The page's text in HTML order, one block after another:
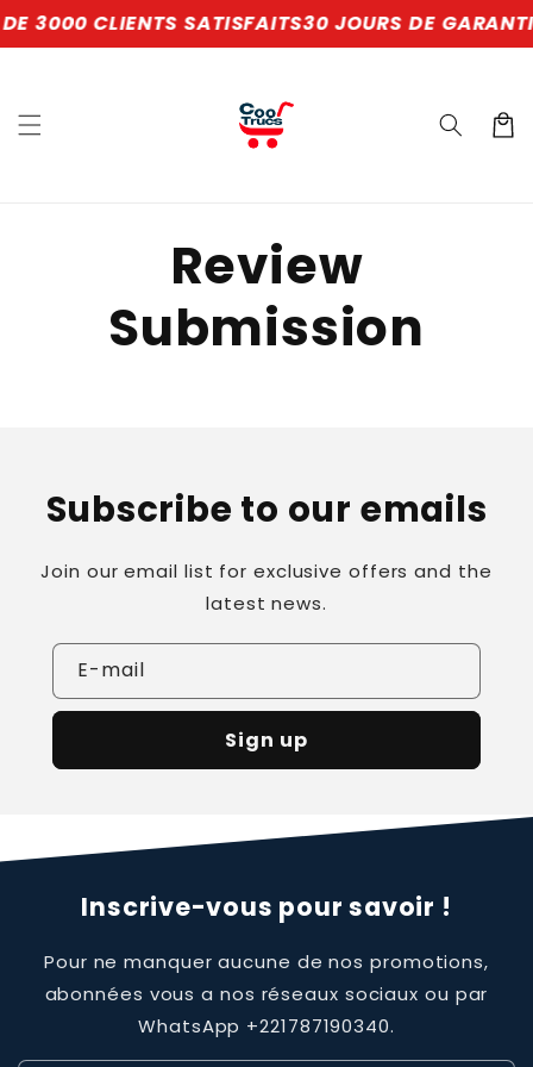
passer
au
3000 CLIENTS SATISFAITS30 JOURS DE
Panier
Review
Submission
Subscribe to our emails
Join our email list for exclusive offers and the
latest news.
E-mail
Sign up
Inscrive-vous pour savoir !
Pour ne manquer aucune de nos promotions,
abonnées vous a nos réseaux sociaux ou par
WhatsApp +221787190340.